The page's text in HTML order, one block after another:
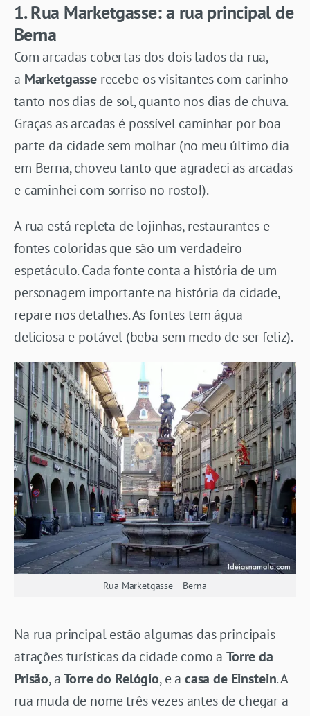
1.Rua Marketgasse: a rua principal de
Berna
Com arcadas cobertas dos dois lados da rua,
a Marketgasse recebe os visitantes com carinho
tanto nos dias de sol, quanto nos dias de chuva.
Graças as arcadas é possível caminhar por boa
parte da cidade sem molhar (no meu último dia
em Berna, choveu tanto que agradeci as arcadas
e caminhei com sorriso no rosto!).
A rua está repleta de lojinhas, restaurantes e
fontes coloridas que são um verdadeiro
espetáculo. Cada fonte conta a história de um
personagem importante na história da cidade,
repare nos detalhes. As fontes tem água
deliciosa e potável (beba sem medo de ser feliz).
Rua Marketgasse – Berna
Na rua principal estão algumas das principais
atrações turísticas da cidade como aTorre da
Prisão, aTorre do Relógio, e a casa de Einstein. A
rua muda de nome três vezes antes de chegar a